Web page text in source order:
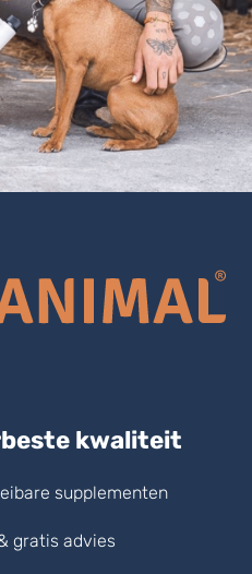
kwaliteit
supplementen
gratis advies